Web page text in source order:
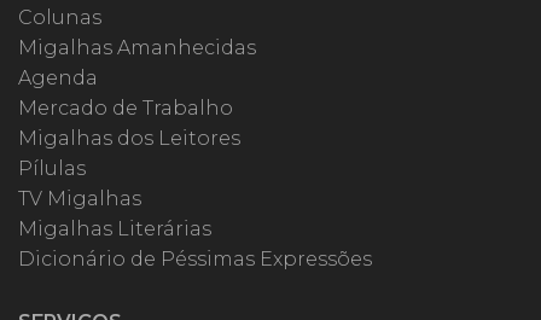
Colunas
Migalhas Amanhecidas
Agenda
Mercado de Trabalho
Migalhas dos Leitores
Pílulas
TV Migalhas
Migalhas Literárias
Dicionário de Péssimas Expressões